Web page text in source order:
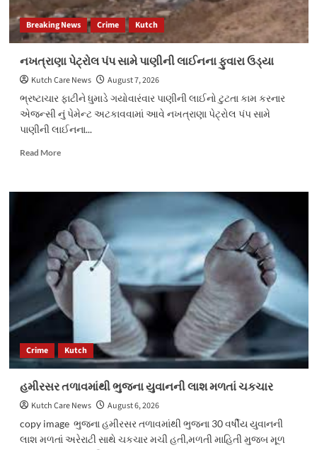
Breaking News Crime Kutch
નખત્રાણા પેટ્રોલ પંપ સામે પાણીની લાઈનના ફુવારા ઉડ્યા
Kutch Care News
August 7, 2026
ભ્રષ્ટાચાર ફાટીને ધુમાડે ગયોવારંવાર પાણીની લાઈનો ટુટતા કામ કરનાર
એજન્સી નું પેમેન્ટ અટકાવવામાં આવે નખત્રાણા પેટ્રોલ પંપ સામે
પાણીની લાઈનના...
Read MoreRead
નખત્રાણા
સામે
પાણીની
લાઈનના
ફુવારા
ઉડ્યા
Crime Kutch
હમીરસર તળાવમાંથી ભુજના યુવાનની લાશ મળતાં ચકચાર
Kutch Care News
August 6, 2026
copy image ભુજના હમીરસર તળાવમાંથી ભુજના 30 વર્ષીય યુવાનની
લાશ મળતાં અરેરાટી સાથે ચકચાર મચી હતી,મળતી માહિતી મુજબ મૂળ